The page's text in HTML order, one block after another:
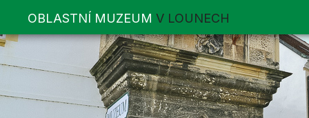
OBLASTNÍ MUZEUM V LOUNECH